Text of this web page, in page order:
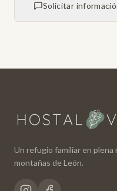
Solicitar
Un refugio familiar en plena
montañas de León.